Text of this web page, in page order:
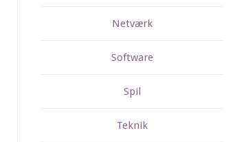
Netværk
Software
Spil
Teknik